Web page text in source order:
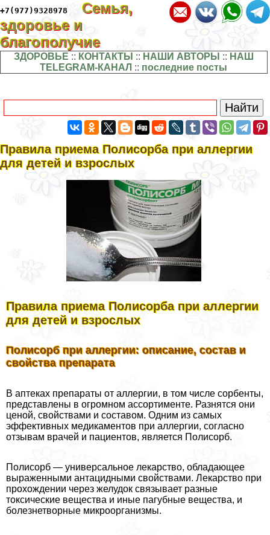
+7(977)9328978
Семья,
здоровье и
благополучие
ЗДОРОВЬЕ :: КОНТАКТЫ :: НАШИ АВТОРЫ :: НАШ
TELEGRAM-КАНАЛ :: последние посты
Правила приема Полисорба при аллергии
для детей и взрослых
Правила приема Полисорба при аллергии
для детей и взрослых
Полисорб при аллергии: описание, состав и
свойства препарата
В аптеках препараты от аллергии, в том числе сорбенты,
представлены в огромном ассортименте. Разнятся они
ценой, свойствами и составом. Одним из самых
эффективных медикаментов при аллергии, согласно
отзывам врачей и пациентов, является Полисорб.
Полисорб — универсальное лекарство, обладающее
выраженными антацидными свойствами. Лекарство при
прохождении через желудок связывает разные
токсические вещества и иные пагубные вещества, и
болезнетворные микроорганизмы.